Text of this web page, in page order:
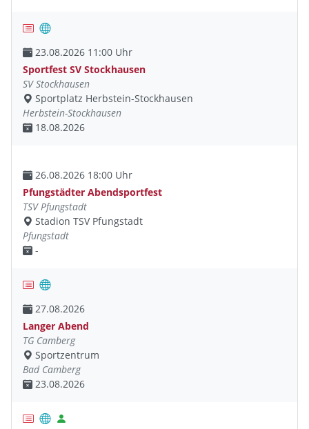
23.08.2026 11:00 Uhr
Sportfest SV Stockhausen
SV Stockhausen
Sportplatz Herbstein-Stockhausen
Herbstein-Stockhausen
18.08.2026
26.08.2026 18:00 Uhr
Pfungstädter Abendsportfest
TSV Pfungstadt
Stadion TSV Pfungstadt
Pfungstadt
-
27.08.2026
Langer Abend
TG Camberg
Sportzentrum
Bad Camberg
23.08.2026